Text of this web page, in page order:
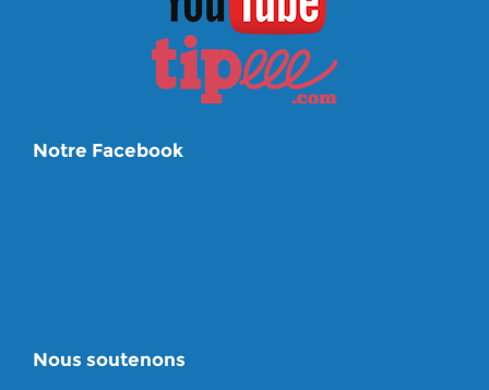
Notre Facebook
Nous soutenons